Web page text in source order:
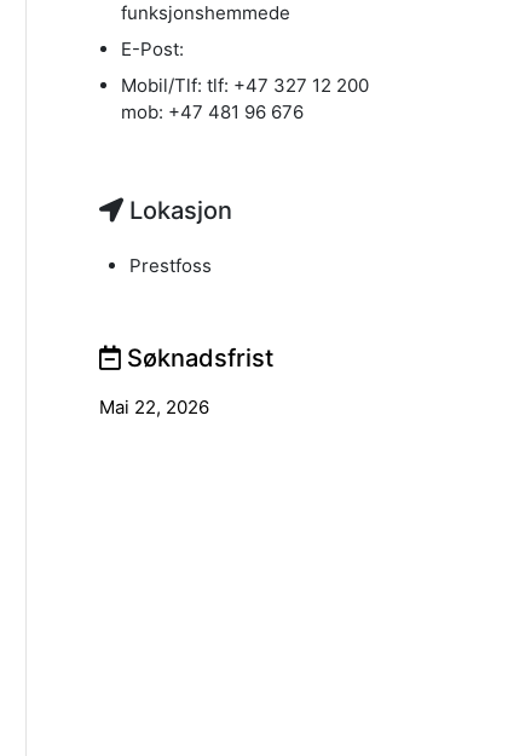
funksjonshemmede
E-Post:
Mobil/Tlf: tlf: +47 327 12 200
mob: +47 481 96 676
Lokasjon
Prestfoss
Søknadsfrist
Mai 22, 2026